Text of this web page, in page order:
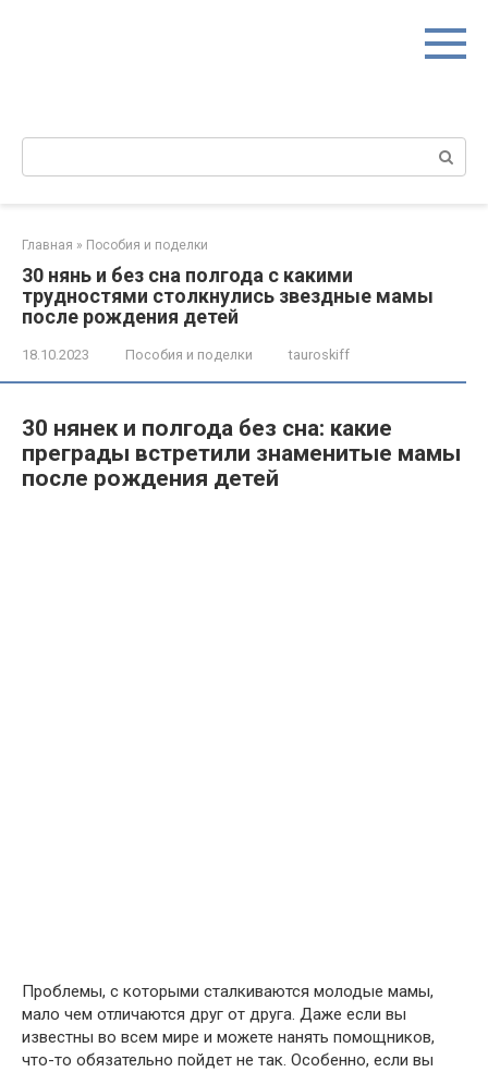
Поиск:
Главная » Пособия и поделки
30 нянь и без сна полгода с какими
трудностями столкнулись звездные мамы
после рождения детей
18.10.2023 Пособия и поделки tauroskiff
30 нянек и полгода без сна: какие
преграды встретили знаменитые мамы
после рождения детей
Проблемы, с которыми сталкиваются молодые мамы,
мало чем отличаются друг от друга. Даже если вы
известны во всем мире и можете нанять помощников,
что-то обязательно пойдет не так. Особенно, если вы